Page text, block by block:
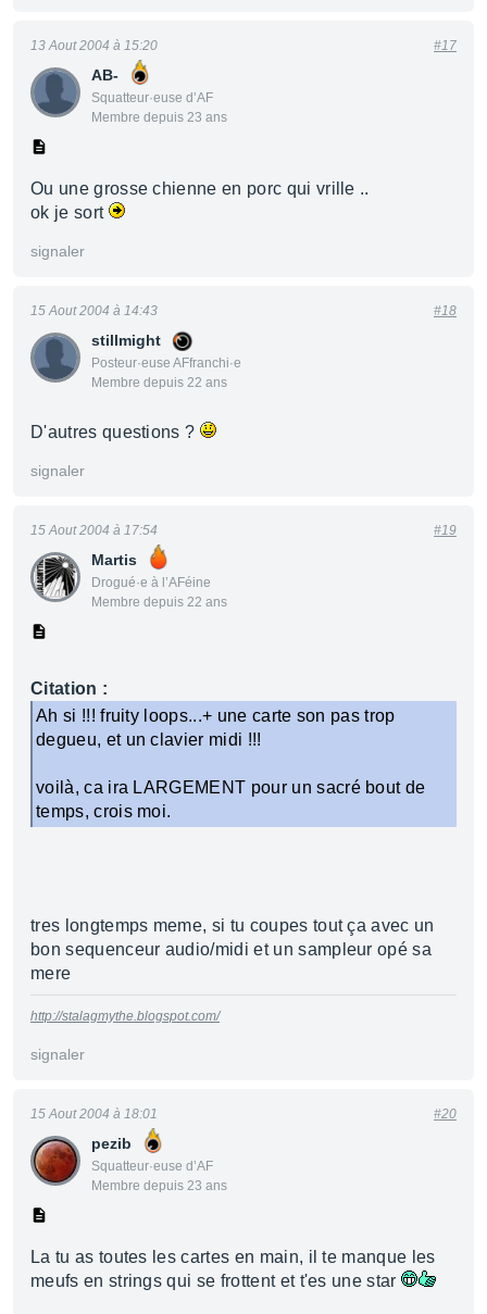
AB-
Squatteur·euse d’AF
Membre depuis 23 ans
13 Aout 2004 à 15:20 #17
Ou une grosse chienne en porc qui vrille ..
ok je sort
signaler
stillmight
Posteur·euse AFfranchi·e
Membre depuis 22 ans
15 Aout 2004 à 14:43 #18
D'autres questions ?
signaler
Martis
Drogué·e à l’AFéine
Membre depuis 22 ans
15 Aout 2004 à 17:54 #19
Citation :
Ah si !!! fruity loops...+ une carte son pas trop
degueu, et un clavier midi !!!
voilà, ca ira LARGEMENT pour un sacré bout de
temps, crois moi.
tres longtemps meme, si tu coupes tout ça avec un
bon sequenceur audio/midi et un sampleur opé sa
mere
http://stalagmythe.blogspot.com/
signaler
pezib
Squatteur·euse d’AF
Membre depuis 23 ans
15 Aout 2004 à 18:01 #20
La tu as toutes les cartes en main, il te manque les
meufs en strings qui se frottent et t'es une star